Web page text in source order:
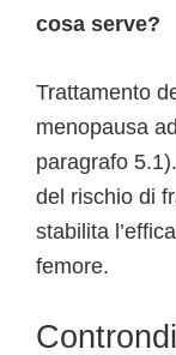
cosa serve?
Trattamento
menopausa
paragrafo
del rischio di
stabilita
femore.